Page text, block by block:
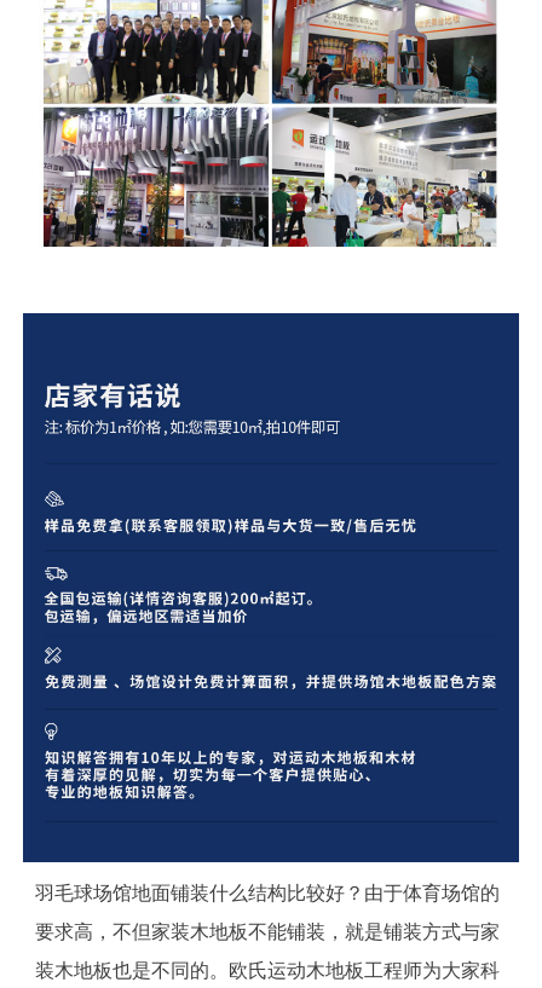
羽毛球场馆地面铺装什么结构比较好？由于体育场馆的
要求高，不但家装木地板不能铺装，就是铺装方式与家
装木地板也是不同的。欧氏运动木地板工程师为大家科